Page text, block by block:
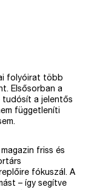
folyóirat több
Elsősorban a
tudósít a jelentős
függetleníti
friss és
fókuszál. A
– így segítve